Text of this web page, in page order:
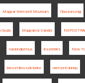
Magyar Nemzeti Múzeum Olaszország
Gyula Magyarosi Sándor
nacionalizmus leszerelés New
breszt-litovszki béke nemzeti ünnep